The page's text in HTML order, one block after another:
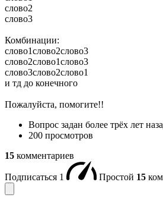
слово2
слово3
Комбинации:
слово1слово2слово3
слово2слово1слово3
слово3слово2слово1
и тд до конечного
Пожалуйста, помогите!!
Вопрос задан более трёх лет
200 просмотров
15 комментариев
Подписаться 1 Простой 15